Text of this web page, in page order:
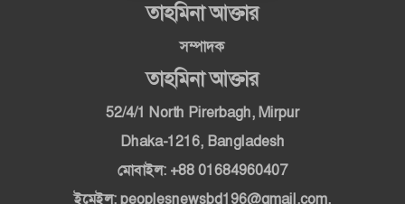
তাহমিনা আক্তার
সম্পাদক
তাহমিনা আক্তার
52/4/1 North Pirerbagh, Mirpur
Dhaka-1216, Bangladesh
মোবাইল: +88 01684960407
ইমেইল: peoplesnewsbd196@gmail.com,